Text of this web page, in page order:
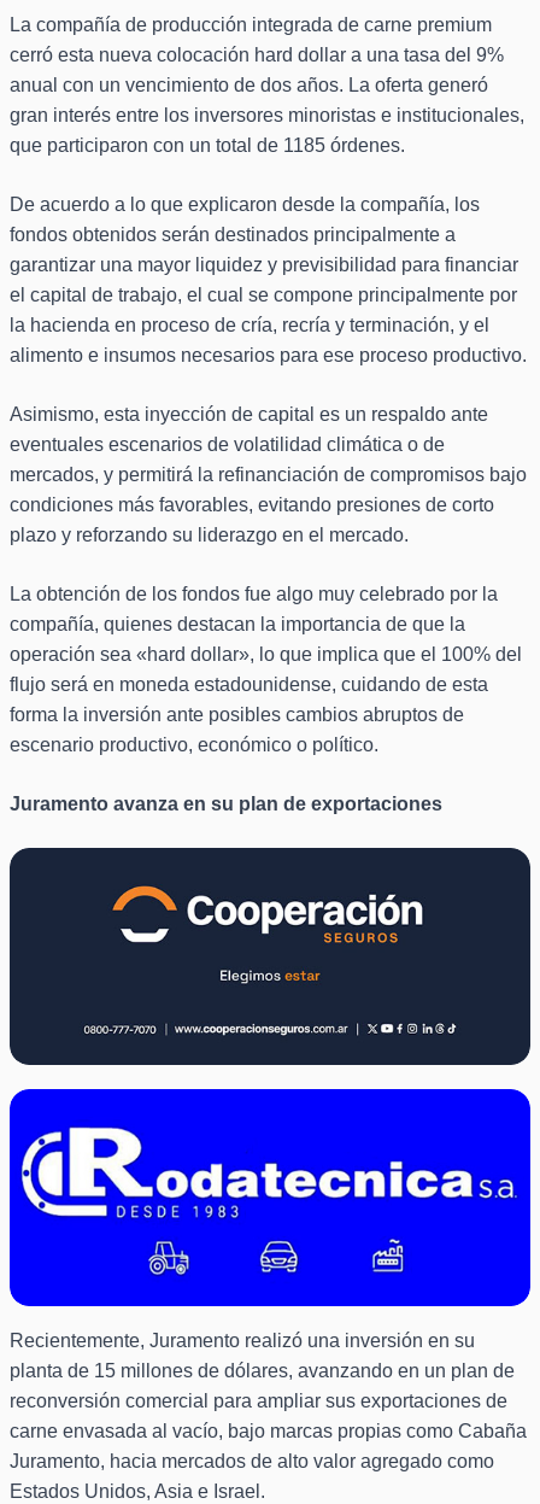
La compañía de producción integrada de carne premium
cerró esta nueva colocación hard dollar a una tasa del 9%
anual con un vencimiento de dos años. La oferta generó
gran interés entre los inversores minoristas e institucionales,
que participaron con un total de 1185 órdenes.
De acuerdo a lo que explicaron desde la compañía, los
fondos obtenidos serán destinados principalmente a
garantizar una mayor liquidez y previsibilidad para financiar
el capital de trabajo, el cual se compone principalmente por
la hacienda en proceso de cría, recría y terminación, y el
alimento e insumos necesarios para ese proceso productivo.
Asimismo, esta inyección de capital es un respaldo ante
eventuales escenarios de volatilidad climática o de
mercados, y permitirá la refinanciación de compromisos bajo
condiciones más favorables, evitando presiones de corto
plazo y reforzando su liderazgo en el mercado.
La obtención de los fondos fue algo muy celebrado por la
compañía, quienes destacan la importancia de que la
operación sea «hard dollar», lo que implica que el 100% del
flujo será en moneda estadounidense, cuidando de esta
forma la inversión ante posibles cambios abruptos de
escenario productivo, económico o político.
Juramento avanza en su plan de exportaciones
Recientemente, Juramento realizó una inversión en su
planta de 15 millones de dólares, avanzando en un plan de
reconversión comercial para ampliar sus exportaciones de
carne envasada al vacío, bajo marcas propias como Cabaña
Juramento, hacia mercados de alto valor agregado como
Estados Unidos, Asia e Israel.